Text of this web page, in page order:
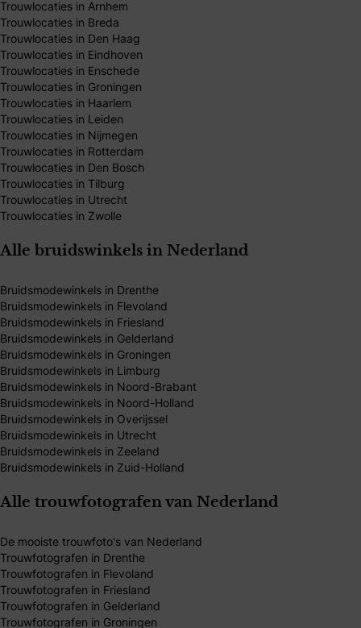
Trouwlocaties in Arnhem
Trouwlocaties in Breda
Trouwlocaties in Den Haag
Trouwlocaties in Eindhoven
Trouwlocaties in Enschede
Trouwlocaties in Groningen
Trouwlocaties in Haarlem
Trouwlocaties in Leiden
Trouwlocaties in Nijmegen
Trouwlocaties in Rotterdam
Trouwlocaties in Den Bosch
Trouwlocaties in Tilburg
Trouwlocaties in Utrecht
Trouwlocaties in Zwolle
Alle bruidswinkels in Nederland
Bruidsmodewinkels in Drenthe
Bruidsmodewinkels in Flevoland
Bruidsmodewinkels in Friesland
Bruidsmodewinkels in Gelderland
Bruidsmodewinkels in Groningen
Bruidsmodewinkels in Limburg
Bruidsmodewinkels in Noord-Brabant
Bruidsmodewinkels in Noord-Holland
Bruidsmodewinkels in Overijssel
Bruidsmodewinkels in Utrecht
Bruidsmodewinkels in Zeeland
Bruidsmodewinkels in Zuid-Holland
Alle trouwfotografen van Nederland
De mooiste trouwfoto's van Nederland
Trouwfotografen in Drenthe
Trouwfotografen in Flevoland
Trouwfotografen in Friesland
Trouwfotografen in Gelderland
Trouwfotografen in Groningen